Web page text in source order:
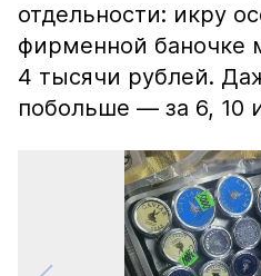
отдельности: икру
фирменной баночке
4 тысячи рублей.
побольше — за 6, 10